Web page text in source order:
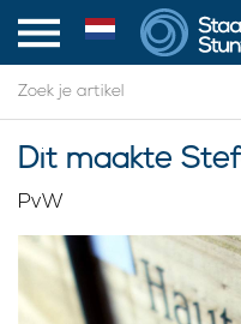
Dit maakte
PvW